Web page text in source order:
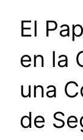
El
en la
una
de